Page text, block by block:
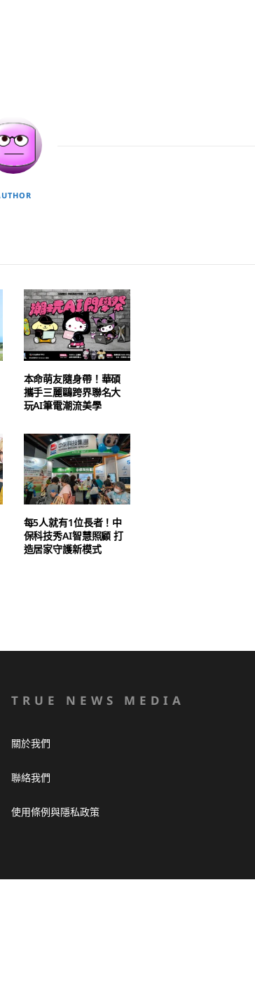
本命萌友隨身帶！華碩
攜手三麗鷗跨界聯名大
玩AI筆電潮流美學
每5人就有1位長者！中
保科技秀AI智慧照顧 打
造居家守護新模式
TRUE NEWS MEDIA
關於我們
聯絡我們
使用條例與隱私政策